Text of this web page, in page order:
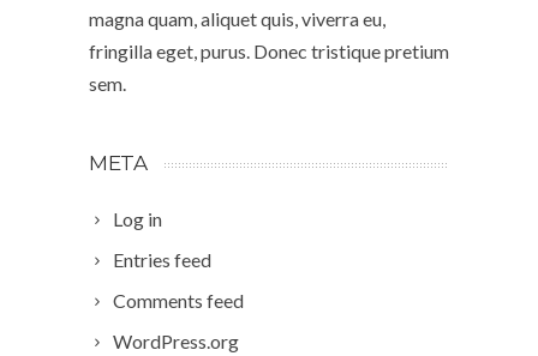
magna quam, aliquet quis, viverra eu,
fringilla eget, purus. Donec tristique pretium
sem.
META
Log in
Entries feed
Comments feed
WordPress.org